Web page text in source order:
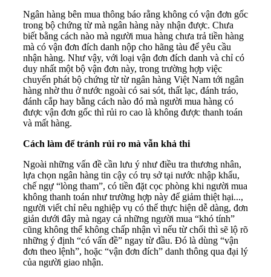
Ngân hàng bên mua thông báo rằng không có vận đơn gốc
trong bộ chứng từ mà ngân hàng này nhận được. Chưa
biết bằng cách nào mà người mua hàng chưa trả tiền hàng
mà có vận đơn đích danh nộp cho hãng tàu để yêu cầu
nhận hàng. Như vậy, với loại vận đơn đích danh và chỉ có
duy nhất một bộ vận đơn này, trong trường hợp việc
chuyển phát bộ chứng từ từ ngân hàng Việt Nam tới ngân
hàng nhờ thu ở nước ngoài có sai sót, thất lạc, đánh tráo,
đánh cắp hay bằng cách nào đó mà người mua hàng có
được vận đơn gốc thì rủi ro cao là không được thanh toán
và mất hàng.
Cách làm để tránh rủi ro mà vẫn khả thi
Ngoài những vấn đề cần lưu ý như điều tra thương nhân,
lựa chọn ngân hàng tin cậy có trụ sở tại nước nhập khẩu,
chế ngự “lòng tham”, có tiền đặt cọc phòng khi người mua
không thanh toán như trường hợp này để giảm thiệt hại...,
người viết chỉ nêu nghiệp vụ có thể thực hiện dễ dàng, đơn
giản dưới đây mà ngay cả những người mua “khó tính”
cũng không thể không chấp nhận vì nếu từ chối thì sẽ lộ rõ
những ý định “có vấn đề” ngay từ đầu. Đó là dùng “vận
đơn theo lệnh”, hoặc “vận đơn đích” danh thông qua đại lý
của người giao nhận.